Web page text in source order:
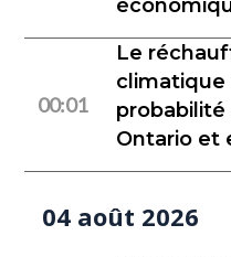
00:01
Le
climatique
Ontario et
04 août 2026